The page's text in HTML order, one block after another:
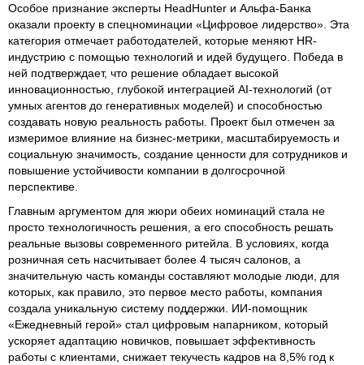
Особое признание эксперты HeadHunter и Альфа-Банка
оказали проекту в спецноминации «Цифровое лидерство». Эта
категория отмечает работодателей, которые меняют HR-
индустрию с помощью технологий и идей будущего. Победа в
ней подтверждает, что решение обладает высокой
инновационностью, глубокой интеграцией AI-технологий (от
умных агентов до генеративных моделей) и способностью
создавать новую реальность работы. Проект был отмечен за
измеримое влияние на бизнес-метрики, масштабируемость и
социальную значимость, создание ценности для сотрудников и
повышение устойчивости компании в долгосрочной
перспективе.
Главным аргументом для жюри обеих номинаций стала не
просто технологичность решения, а его способность решать
реальные вызовы современного ритейла. В условиях, когда
розничная сеть насчитывает более 4 тысяч салонов, а
значительную часть команды составляют молодые люди, для
которых, как правило, это первое место работы, компания
создала уникальную систему поддержки. ИИ-помощник
«Ежедневный герой» стал цифровым напарником, который
ускоряет адаптацию новичков, повышает эффективность
работы с клиентами, снижает текучесть кадров на 8,5% год к